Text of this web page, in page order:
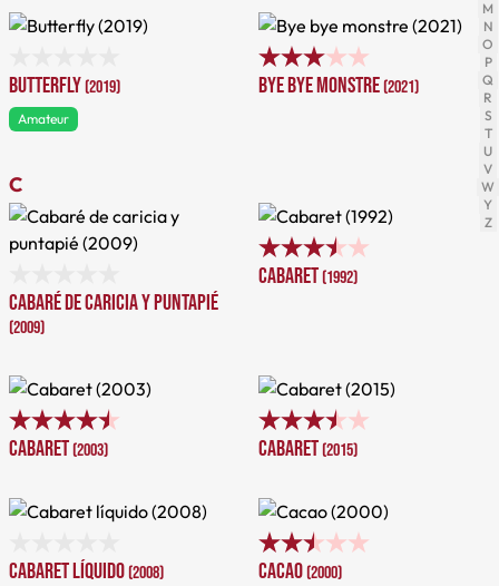
M
N
O
P
Q
R
S
T
U
V
W
Y
Z
Butterfly(2019)
Amateur
Bye bye monstre(2021)
C
Cabaré de caricia y puntapié
(2009)
Cabaret(1992)
Cabaret(2003) Cabaret(2015)
Cabaret líquido(2008) Cacao(2000)